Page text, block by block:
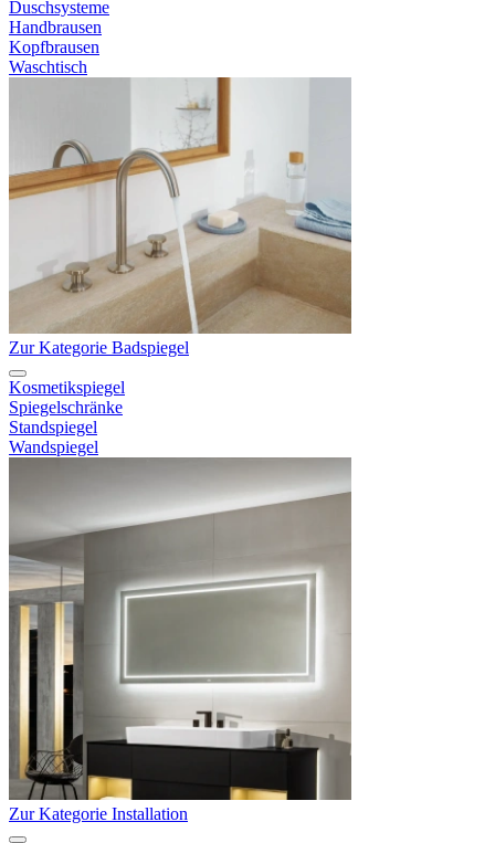
Duschsysteme
Handbrausen
Kopfbrausen
Waschtisch
Zur Kategorie Badspiegel
Kosmetikspiegel
Spiegelschränke
Standspiegel
Wandspiegel
Zur Kategorie Installation